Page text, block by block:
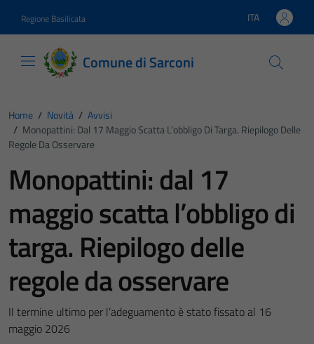
Regione Basilicata Lingua attiva:
ITA
Comune di Sarconi
Home / Novità / Avvisi
/ Monopattini: Dal 17 Maggio Scatta L’obbligo Di Targa. Riepilogo Delle
Regole Da Osservare
Monopattini: dal 17
maggio scatta l’obbligo di
targa. Riepilogo delle
regole da osservare
Il termine ultimo per l’adeguamento è stato fissato al 16
maggio 2026